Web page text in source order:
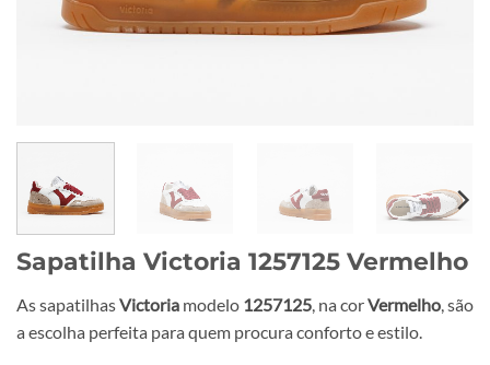
Sapatilha Victoria 1257125 Vermelho
As sapatilhasVictoria modelo 1257125, na corVermelho, são
a escolha perfeita para quem procura conforto e estilo.